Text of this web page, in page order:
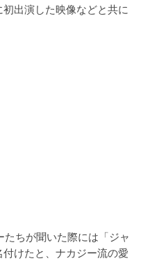
出演した映像などと共に
ちが聞いた際には「ジャ
けたと、ナカジー流の愛